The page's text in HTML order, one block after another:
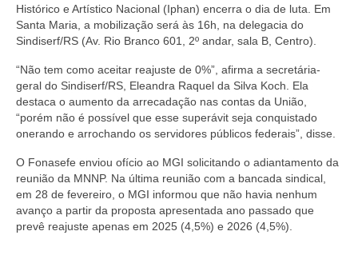
Histórico e Artístico Nacional (Iphan) encerra o dia de luta. Em
Santa Maria, a mobilização será às 16h, na delegacia do
Sindiserf/RS (Av. Rio Branco 601, 2º andar, sala B, Centro).
“Não tem como aceitar reajuste de 0%”, afirma a secretária-
geral do Sindiserf/RS, Eleandra Raquel da Silva Koch. Ela
destaca o aumento da arrecadação nas contas da União,
“porém não é possível que esse superávit seja conquistado
onerando e arrochando os servidores públicos federais”, disse.
O Fonasefe enviou ofício ao MGI solicitando o adiantamento da
reunião da MNNP. Na última reunião com a bancada sindical,
em 28 de fevereiro, o MGI informou que não havia nenhum
avanço a partir da proposta apresentada ano passado que
prevê reajuste apenas em 2025 (4,5%) e 2026 (4,5%).